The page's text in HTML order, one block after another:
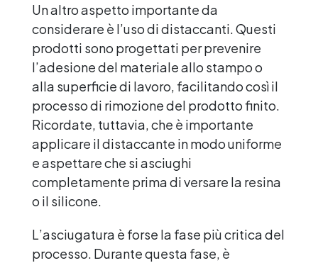
Un altro aspetto importante da
considerare è l’uso di distaccanti. Questi
prodotti sono progettati per prevenire
l’adesione del materiale allo stampo o
alla superficie di lavoro, facilitando così il
processo di rimozione del prodotto finito.
Ricordate, tuttavia, che è importante
applicare il distaccante in modo uniforme
e aspettare che si asciughi
completamente prima di versare la resina
o il silicone.
L’asciugatura è forse la fase più critica del
processo. Durante questa fase, è